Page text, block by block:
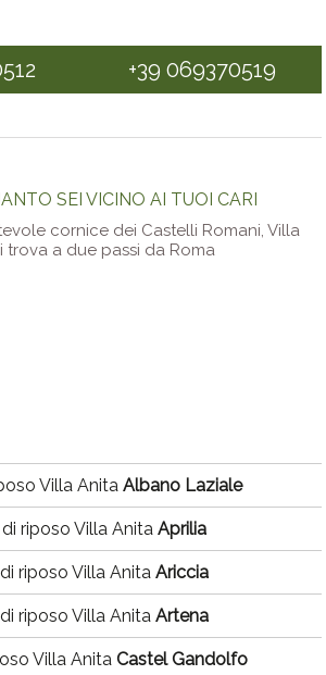
+39 069370519
SEI VICINO AI TUOI CARI
cornice dei Castelli Romani, Villa
trova a due passi da Roma
Villa Anita Albano Laziale
di riposo Villa AnitaAprilia
riposo Villa AnitaAriccia
riposo Villa AnitaArtena
Villa AnitaCastel Gandolfo